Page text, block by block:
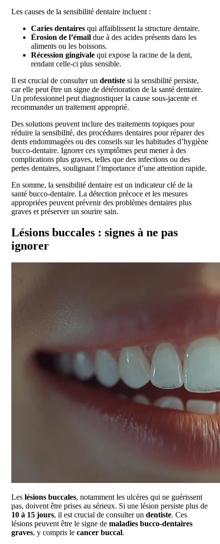
Les causes de la sensibilité dentaire incluent :
Caries dentaires qui affaiblissent la structure dentaire.
Érosion de l’émail due à des acides présents dans les
aliments ou les boissons.
Récession gingivale qui expose la racine de la dent,
rendant celle-ci plus sensible.
Il est crucial de consulter un dentiste si la sensibilité persiste,
car elle peut être un signe de détérioration de la santé dentaire.
Un professionnel peut diagnostiquer la cause sous-jacente et
recommander un traitement approprié.
Des solutions peuvent inclure des traitements topiques pour
réduire la sensibilité, des procédures dentaires pour réparer des
dents endommagées ou des conseils sur les habitudes d’hygiène
bucco-dentaire. Ignorer ces symptômes peut mener à des
complications plus graves, telles que des infections ou des
pertes dentaires, soulignant l’importance d’une attention rapide.
En somme, la sensibilité dentaire est un indicateur clé de la
santé bucco-dentaire. La détection précoce et les mesures
appropriées peuvent prévenir des problèmes dentaires plus
graves et préserver un sourire sain.
Lésions buccales : signes à ne pas
ignorer
Les lésions buccales, notamment les ulcères qui ne guérissent
pas, doivent être prises au sérieux. Si une lésion persiste plus de
10 à 15 jours, il est crucial de consulter un dentiste. Ces
lésions peuvent être le signe de maladies bucco-dentaires
graves, y compris le cancer buccal.